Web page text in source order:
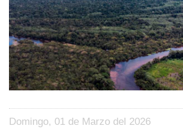
Domingo, 01 de Marzo del 2026